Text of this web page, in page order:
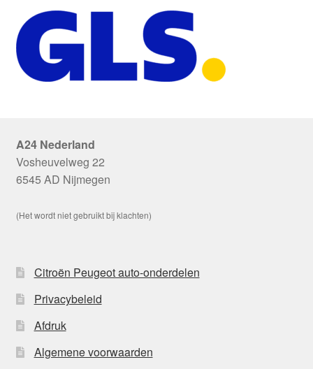
A24 Nederland
Vosheuvelweg 22
6545 AD Nijmegen
(Het wordt niet gebruikt bij klachten)
Citroën Peugeot auto-onderdelen
Privacybeleid
Afdruk
Algemene voorwaarden